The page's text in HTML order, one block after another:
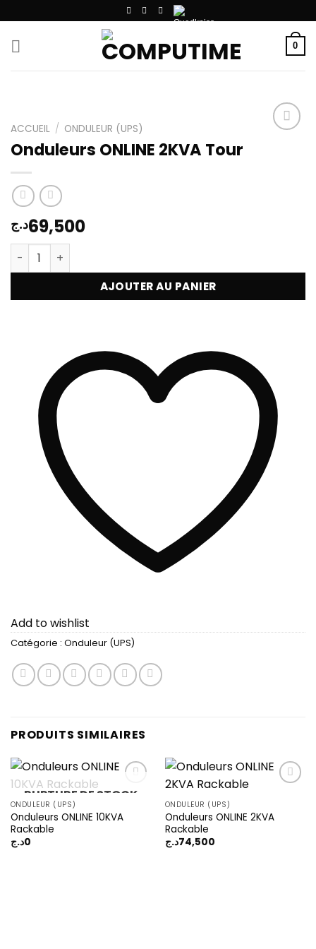
au
contenu
0
ACCUEIL / ONDULEUR (UPS)
Onduleurs ONLINE 2KVA Tour
69,500د.ج
quantité de Onduleurs ONLINE 2KVA Tour
AJOUTER AU PANIER
Add to wishlist
Catégorie : Onduleur (UPS)
PRODUITS SIMILAIRES
RUPTURE DE STOCK
ONDULEUR (UPS)
Onduleurs ONLINE 10KVA
Rackable
0د.ج
ONDULEUR (UPS)
Onduleurs ONLINE 2KVA
Rackable
74,500د.ج